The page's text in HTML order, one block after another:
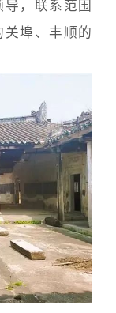
，联系范围
埠、丰顺的